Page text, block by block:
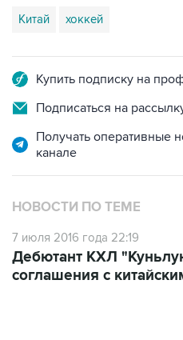
Китай хоккей
Купить подписку на
Подписаться на
Получать оперативные
канале
НОВОСТИ ПО ТЕМЕ
7 июля 2016 года 22:19
Дебютант КХЛ
соглашения с